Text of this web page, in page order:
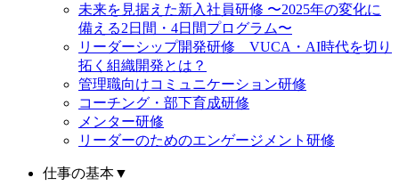
未来を見据えた新入社員研修 〜2025年の変化に
備える2日間・4日間プログラム〜
リーダーシップ開発研修 VUCA・AI時代を切り
拓く組織開発とは？
管理職向けコミュニケーション研修
コーチング・部下育成研修
メンター研修
リーダーのためのエンゲージメント研修
仕事の基本▼